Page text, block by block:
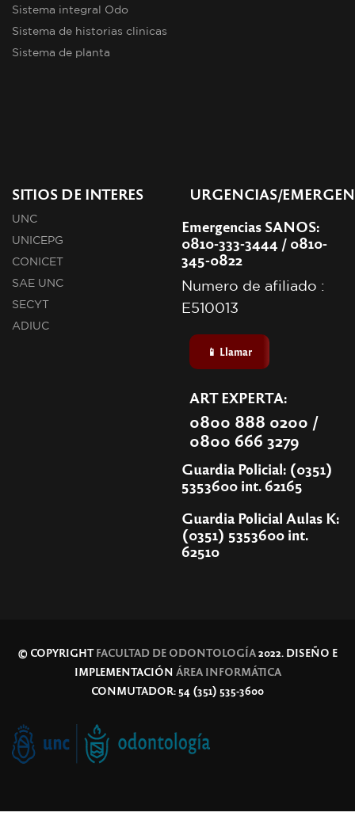
Sistema integral Odo
Sistema de historias clinicas
Sistema de planta
SITIOS DE INTERES
UNC
UNICEPG
CONICET
SAE UNC
SECYT
ADIUC
URGENCIAS/
Emergencias SANOS:
0810-333-3444 / 0810-
345-0822
Numero de afiliado :
E510013
📱 Llamar
ART EXPERTA:
0800 888 0200 /
0800 666 3279
Guardia Policial: (0351)
5353600 int. 62165
Guardia Policial Aulas K:
(0351) 5353600 int.
62510
© COPYRIGHTFACULTAD DE ODONTOLOGÍA2022. DISEÑO E
IMPLEMENTACIÓN ÁREA INFORMÁTICA
CONMUTADOR: 54 (351) 535-3600